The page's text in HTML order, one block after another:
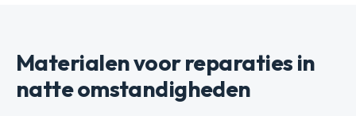
Materialen voor reparaties in
natte omstandigheden